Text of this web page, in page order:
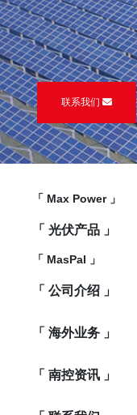
联系我们
「 Max Power 」
「 光伏产品 」
「 MasPal 」
「 公司介绍 」
「 海外业务 」
「 南控资讯 」